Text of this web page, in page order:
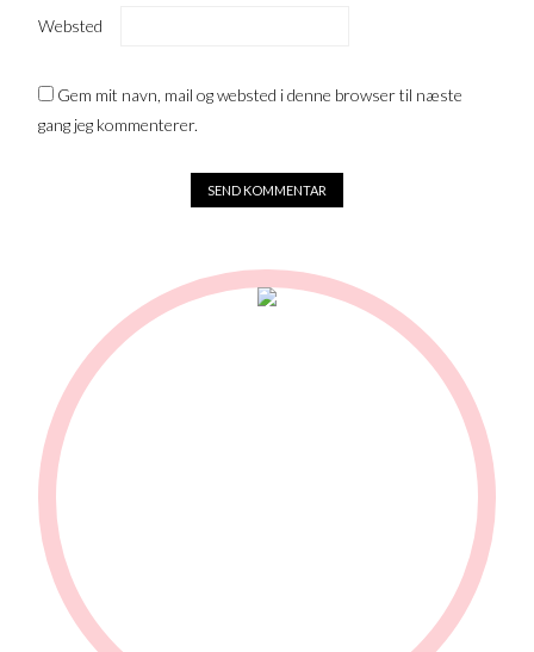
Websted
Gem mit navn, mail og websted i denne browser til næste
gang jeg kommenterer.